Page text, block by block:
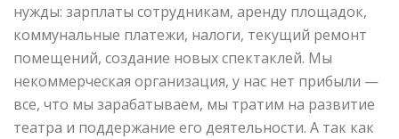
нужды: зарплаты сотрудникам, аренду площадок,
коммунальные платежи, налоги, текущий ремонт
помещений, создание новых спектаклей. Мы
некоммерческая организация, у нас нет прибыли —
все, что мы зарабатываем, мы тратим на развитие
театра и поддержание его деятельности. А так как